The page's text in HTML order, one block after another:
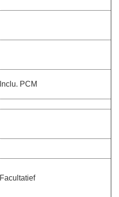
Inclu. PCM
Facultatief